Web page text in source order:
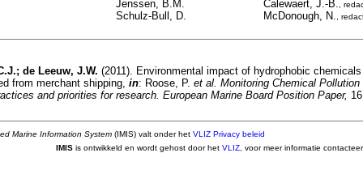
Jenssen, B.M.
Schulz-Bull, D.
Calewaert, J.-B. ,
McDonough, N. ,
de Leeuw, J.W. (2011). Environmental impact of hydrophobic
from merchant shipping, in: Roose, P. et al. Monitoring Chemical Pollution
and priorities for research. European Marine Board Position Paper,
Marine Information System (IMIS) valt onder het VLIZ Privacy beleid
IMIS is ontwikkeld en wordt gehost door het VLIZ , voor meer informatie